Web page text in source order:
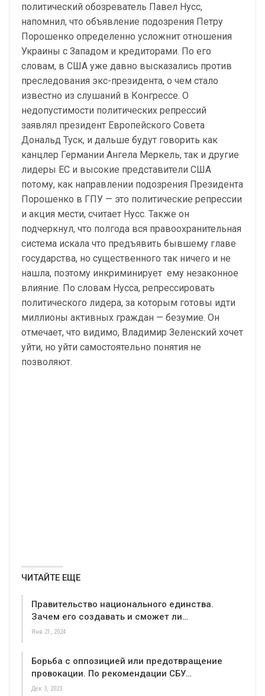
политический обозреватель Павел Нусс,
напомнил, что объявление подозрения Петру
Порошенко определенно усложнит отношения
Украины с Западом и кредиторами. По его
словам, в США уже давно высказались против
преследования экс-президента, о чем стало
известно из слушаний в Конгрессе. О
недопустимости политических репрессий
заявлял президент Европейского Совета
Дональд Туск, и дальше будут говорить как
канцлер Германии Ангела Меркель, так и другие
лидеры ЕС и высокие представители США
потому, как направлении подозрения Президента
Порошенко в ГПУ — это политические репрессии
и акция мести, считает Нусс. Также он
подчеркнул, что полгода вся правоохранительная
система искала что предъявить бывшему главе
государства, но существенного так ничего и не
нашла, поэтому инкриминирует ему незаконное
влияние. По словам Нусса, репрессировать
политического лидера, за которым готовы идти
миллионы активных граждан — безумие. Он
отмечает, что видимо, Владимир Зеленский хочет
уйти, но уйти самостоятельно понятия не
позволяют.
ЧИТАЙТЕ ЕЩЕ
Правительство национального единства.
Зачем его создавать и сможет ли…
Янв 21, 2024
Борьба с оппозицией или предотвращение
провокации. По рекомендации СБУ…
Дек 3, 2023